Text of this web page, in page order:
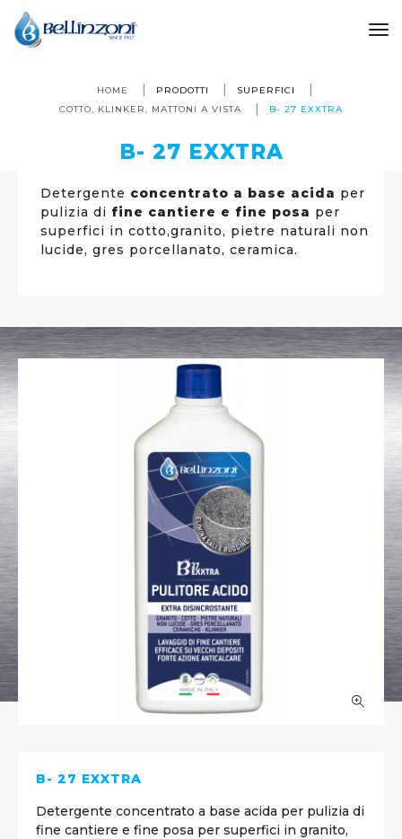
HOME PRODOTTI
SUPERFICI
COTTO, KLINKER, MATTONI A VISTA
B- 27 EXXTRA
B- 27 EXXTRA
Detergente concentrato a base acida per
pulizia di fine cantiere e fine posa per
superfici in cotto,granito, pietre naturali non
lucide, gres porcellanato, ceramica.
B- 27 EXXTRA
Detergente concentrato a base acida per pulizia di
fine cantiere e fine posa per superfici in granito,